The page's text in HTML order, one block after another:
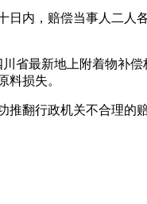
内，赔偿当事人二
省最新地上附着物补
料损失。
翻行政机关不合理的